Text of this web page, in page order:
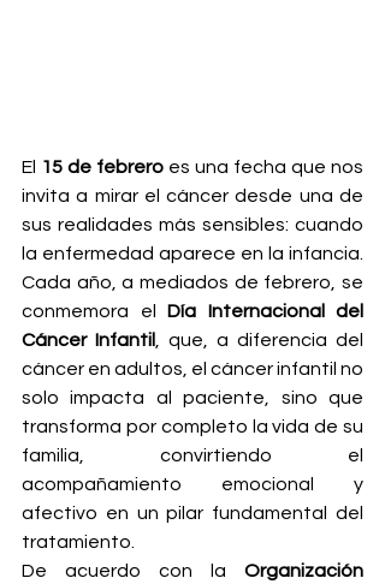
El 15 de febrero es una fecha que nos
invita a mirar el cáncer desde una de
sus realidades más sensibles: cuando
la enfermedad aparece en la infancia.
Cada año, a mediados de febrero, se
conmemora el Día Internacional del
Cáncer Infantil , que, a diferencia del
cáncer en adultos, el cáncer infantil no
solo impacta al paciente, sino que
transforma por completo la vida de su
familia, convirtiendo el
acompañamiento emocional y
afectivo en un pilar fundamental del
tratamiento.
De acuerdo con la Organización